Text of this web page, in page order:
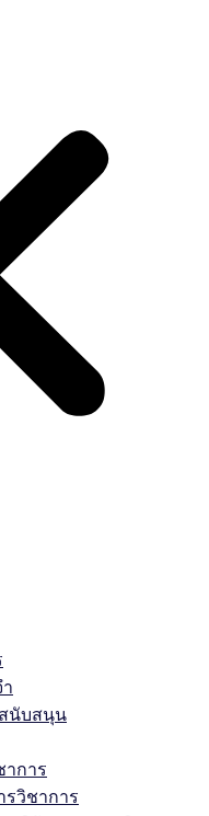
นับสนุน
าการ
รวิชาการ